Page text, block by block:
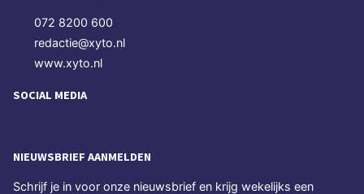
072 8200 600
redactie@xyto.nl
www.xyto.nl
SOCIAL MEDIA
NIEUWSBRIEF AANMELDEN
Schrijf je in voor onze nieuwsbrief en krijg wekelijks een